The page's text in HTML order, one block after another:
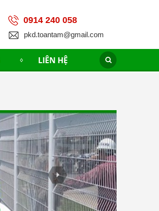
0914 240 058
pkd.toantam@gmail.com
LIÊN HỆ